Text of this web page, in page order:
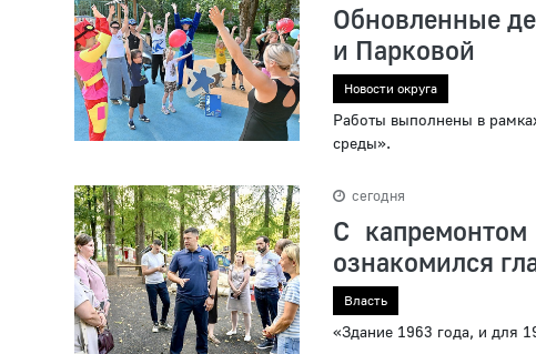
Обновленные
и Парковой
Новости округа
Работы выполнены в
среды».
сегодня
С
ознакомился
Власть
«Здание 1963 года, и для